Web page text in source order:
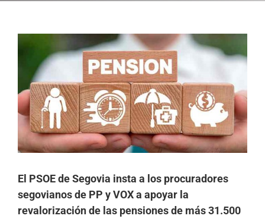
grande
El PSOE de Segovia insta a los procuradores
segovianos de PP y VOX a apoyar la
revalorización de las pensiones de más 31.500